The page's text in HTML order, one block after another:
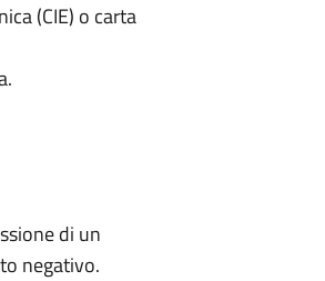
(CIE) o carta
di un
negativo.